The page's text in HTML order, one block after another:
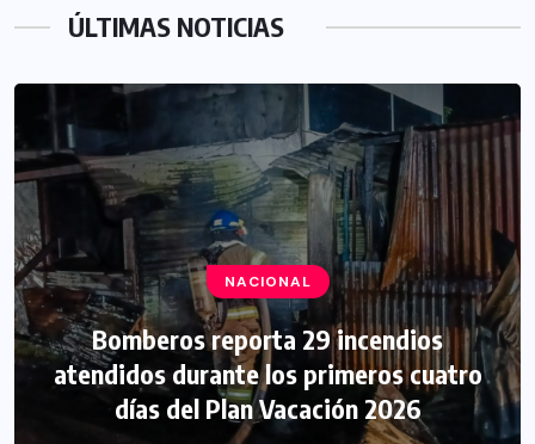
ÚLTIMAS NOTICIAS
NACIONAL
Bomberos reporta 29 incendios
atendidos durante los primeros cuatro
días del Plan Vacación 2026